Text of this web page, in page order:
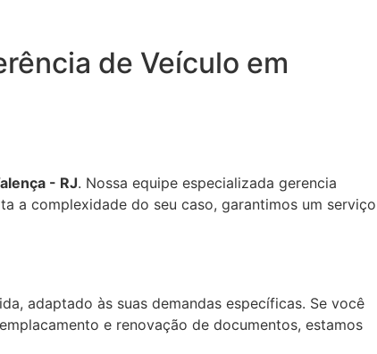
de Veículo em
- RJ. Nossa equipe especializada gerencia
a complexidade do seu caso, garantimos um serviço
adaptado às suas demandas específicas. Se você
e renovação de documentos, estamos